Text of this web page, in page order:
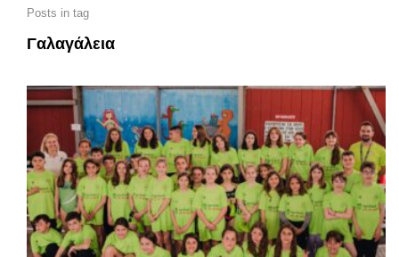
Posts in tag
Γαλαγάλεια